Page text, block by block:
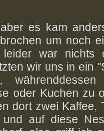
es kam
um noch
war nichts
wir uns in ein
oder Kuchen zu
dort zwei Kaffee,
und auf diese